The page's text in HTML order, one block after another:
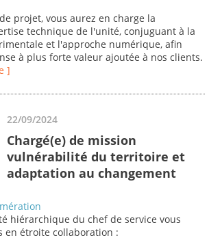
projet, vous aurez en charge la
technique de l'unité, conjuguant à la
et l'approche numérique, afin
à plus forte valeur ajoutée à nos clients.
]
22/09/2024
Chargé(e) de mission
vulnérabilité du territoire et
adaptation au changement
hiérarchique du chef de service vous
en étroite collaboration :